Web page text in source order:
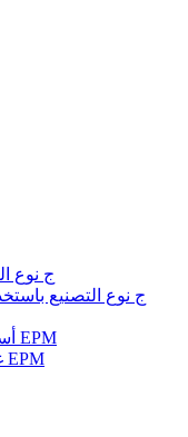
ج نوع
ج نوع التصنيع
أسفل خط الانتاج بسرعة تصل إلى 100 EPM
غطاء خط الانتاج بسرعة تصل إلى 60 EPM